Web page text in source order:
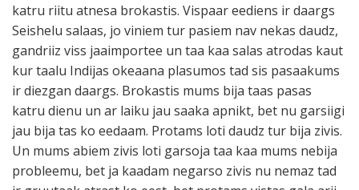
katru riitu atnesa brokastis. Vispaar eediens ir daargs
Seishelu salaas, jo viniem tur pasiem nav nekas daudz,
gandriiz viss jaaimportee un taa kaa salas atrodas kaut
kur taalu Indijas okeaana plasumos tad sis pasaakums
ir diezgan daargs. Brokastis mums bija taas pasas
katru dienu un ar laiku jau saaka apnikt, bet nu garsiigi
jau bija tas ko eedaam. Protams loti daudz tur bija zivis.
Un mums abiem zivis loti garsoja taa kaa mums nebija
probleemu, bet ja kaadam negarso zivis nu nemaz tad